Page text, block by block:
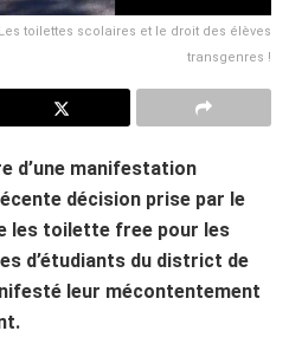
toilettes scolaires et le droit des élèves
transgenres !
d’une manifestation
décision prise par le
les toilette free pour les
d’étudiants du district de
leur mécontentement